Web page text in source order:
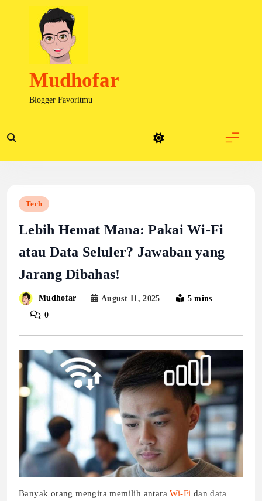
Mudhofar
Blogger Favoritmu
Tech
Lebih Hemat Mana: Pakai Wi-Fi
atau Data Seluler? Jawaban yang
Jarang Dibahas!
Mudhofar August 11, 2025
5 mins
0
Banyak orang mengira memilih antaraWi-Fi dan data